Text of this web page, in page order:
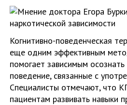
Когнитивно-поведенческая
еще одним эффективным
помогает зависимым
поведение, связанные с
Специалисты отмечают, что
пациентам развивать навыки